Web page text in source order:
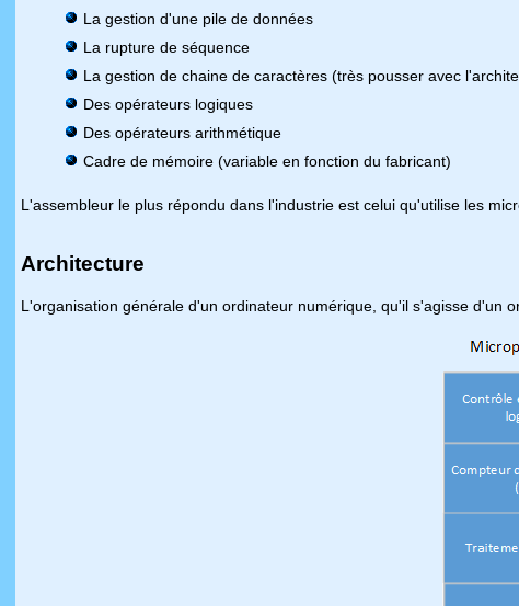
La gestion d'une pile de données
La rupture de séquence
La gestion de chaine de caractères (très pousser avec
Des opérateurs logiques
Des opérateurs arithmétique
Cadre de mémoire (variable en fonction du fabricant)
L'assembleur le plus répondu dans l'industrie est celui qu'utilise les
Architecture
L'organisation générale d'un ordinateur numérique, qu'il s'agisse d'un